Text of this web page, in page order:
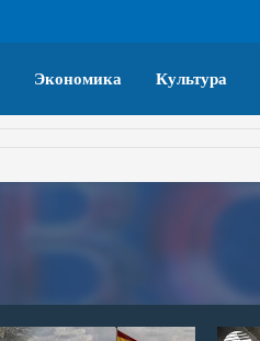
Экономика Культура